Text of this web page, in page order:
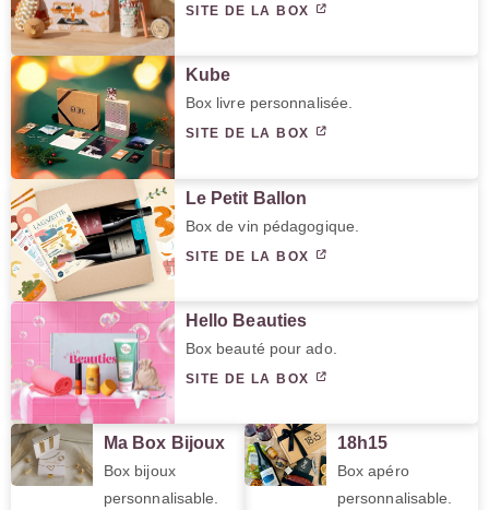
SITE DE LA BOX
Kube
Box livre personnalisée.
SITE DE LA BOX
Le Petit Ballon
Box de vin pédagogique.
SITE DE LA BOX
Hello Beauties
Box beauté pour ado.
SITE DE LA BOX
Ma Box Bijoux
Box bijoux
personnalisable.
18h15
Box apéro
personnalisable.